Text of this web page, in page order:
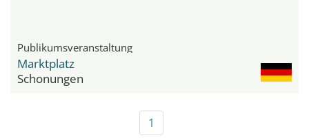
Publikumsveranstaltung
Marktplatz
Schonungen
1